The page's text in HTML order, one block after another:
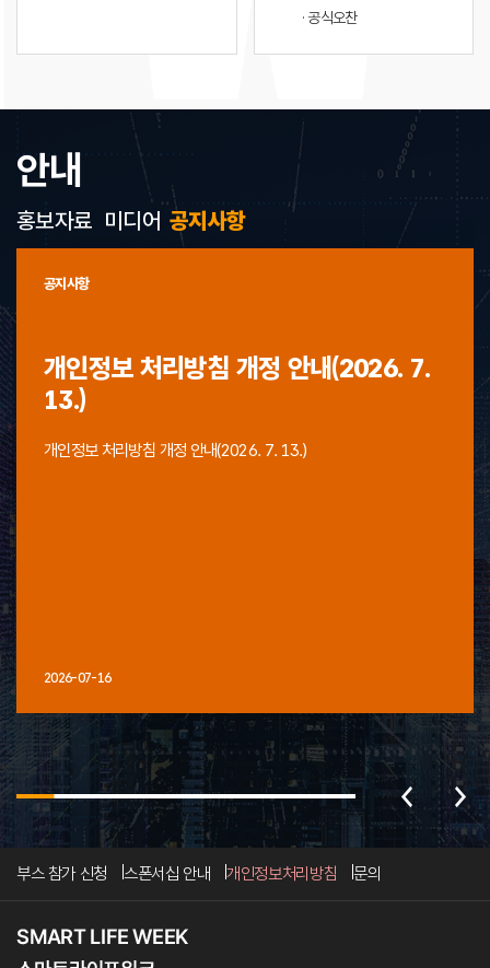
· 공식오찬
안내
공지사항
공지사항
개인정보 처리방침 개정 안내(2026. 7.
13.)
개인정보 처리방침 개정 안내(2026. 7. 13.)
2026-07-16
홍보자료 미디어
부스 참가 신청 스폰서십 안내 개인정보처리방침 문의